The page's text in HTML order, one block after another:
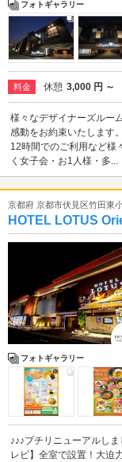
フォトギャラリー
料金 休憩 3,000 円 ～
様々なデザイナーズルー
感動をお約束いたします
12時間でのご利用など様
く女子会・お1人様・多...
京都府 京都市伏見区竹田東
HOTEL LOTUS
フォトギャラリー
♪♪♪プチリニューアルし
レビ】全室で設置！大迫